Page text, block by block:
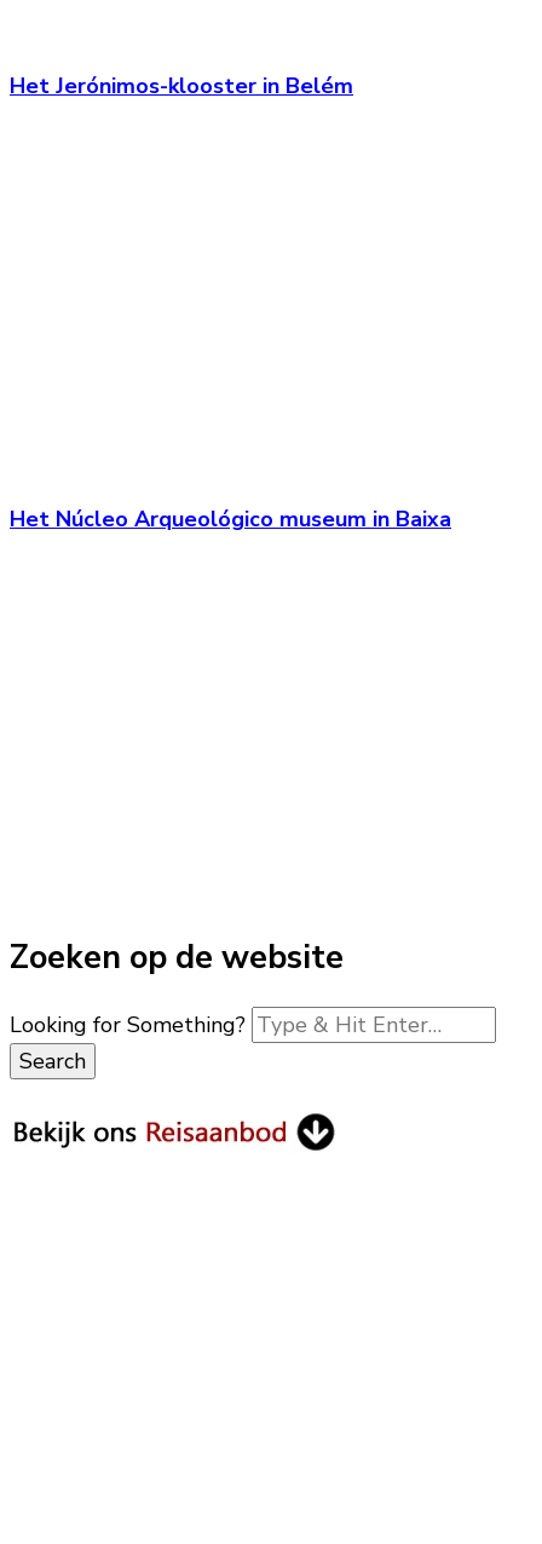
Het Jerónimos-klooster in Belém
Het Núcleo Arqueológico museum in Baixa
Zoeken op de website
Looking for Something?